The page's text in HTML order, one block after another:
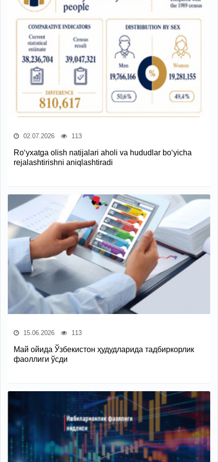
02.07.2026 113
Ro‘yxatga olish natijalari aholi va hududlar bo‘yicha
rejalashtirishni aniqlashtiradi
15.06.2026 113
Май ойида Ўзбекистон ҳудудларида тадбиркорлик
фаоллиги ўсди